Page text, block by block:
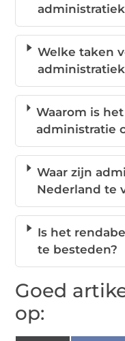
Welke taken
Waarom is
administratie
Waar zijn
Nederland te
Is het
te besteden?
Goed
op: